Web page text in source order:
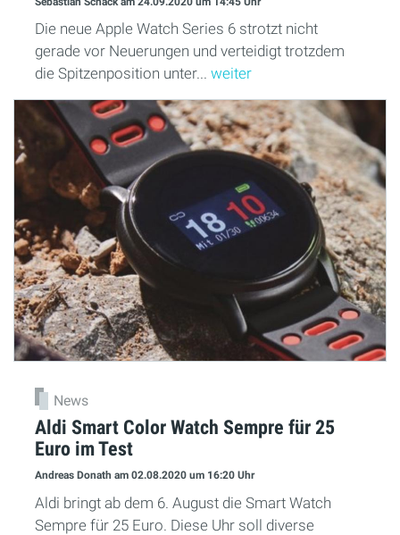
Die neue Apple Watch Series 6 strotzt nicht
gerade vor Neuerungen und verteidigt trotzdem
die Spitzenposition unter... weiter
News
Aldi Smart Color Watch Sempre für 25
Euro im Test
Andreas Donath am 02.08.2020 um 16:20 Uhr
Aldi bringt ab dem 6. August die Smart Watch
Sempre für 25 Euro. Diese Uhr soll diverse